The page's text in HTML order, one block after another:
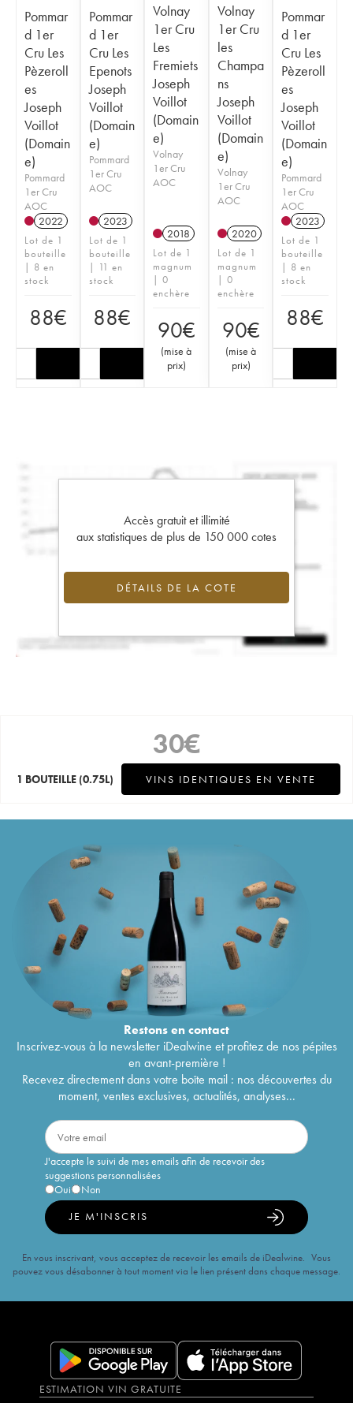
Pommar
d 1er
Cru Les
Pèzeroll
es
Joseph
Voillot
(Domain
e)
Pommard
1er Cru
AOC
2022
Lot de 1
bouteille
| 8 en
stock
88€
Pommar
d 1er
Cru Les
Epenots
Joseph
Voillot
(Domain
e)
Pommard
1er Cru
AOC
2023
Lot de 1
bouteille
| 11 en
stock
88€
Volnay
1er Cru
Les
Fremiets
Joseph
Voillot
(Domain
e)
Volnay
1er Cru
AOC
2018
Lot de 1
magnum
| 0
enchère
90€
(mise à
prix)
Volnay
1er Cru
les
Champa
ns
Joseph
Voillot
(Domain
e)
Volnay
1er Cru
AOC
2020
Lot de 1
magnum
| 0
enchère
90€
(mise à
prix)
Pommar
d 1er
Cru Les
Pèzeroll
es
Joseph
Voillot
(Domain
e)
Pommard
1er Cru
AOC
2023
Lot de 1
bouteille
| 8 en
stock
88€
Accès gratuit et illimité
aux statistiques de plus de 150 000 cotes
DÉTAILS DE LA COTE
30€
1 BOUTEILLE (0.75L) VINS IDENTIQUES EN VENTE
Restons encontact
Inscrivez-vous à la newsletter iDealwine et profitez de nos pépites
en avant-première !
Recevez directement dans votre boîte mail : nos découvertes du
moment, ventes exclusives, actualités, analyses...
J'accepte le suivi de mes emails afin de recevoir des
suggestions personnalisées
Oui
Non
JE M'INSCRIS
En vous inscrivant, vous acceptez de recevoir les emails de iDealwine. Vous
pouvez vous désabonner à tout moment via le lien présent dans chaque message.
ESTIMATION VIN GRATUITE